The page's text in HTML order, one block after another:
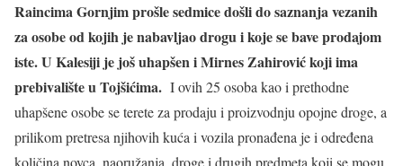
Raincima Gornjim prošle sedmice došli do saznanja vezanih
za osobe od kojih je nabavljao drogu i koje se bave prodajom
iste. U Kalesiji je još uhapšen i Mirnes Zahirović koji ima
prebivalište u Tojšićima. I ovih 25 osoba kao i prethodne
uhapšene osobe se terete za prodaju i proizvodnju opojne droge, a
prilikom pretresa njihovih kuća i vozila pronađena je i određena
količina novca, naoružanja, droge i drugih predmeta koji se mogu